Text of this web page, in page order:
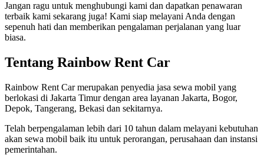
Jangan ragu untuk menghubungi kami dan dapatkan penawaran
terbaik kami sekarang juga! Kami siap melayani Anda dengan
sepenuh hati dan memberikan pengalaman perjalanan yang luar
biasa.
Tentang Rainbow Rent Car
Rainbow Rent Car merupakan penyedia jasa sewa mobil yang
berlokasi di Jakarta Timur dengan area layanan Jakarta, Bogor,
Depok, Tangerang, Bekasi dan sekitarnya.
Telah berpengalaman lebih dari 10 tahun dalam melayani kebutuhan
akan sewa mobil baik itu untuk perorangan, perusahaan dan instansi
pemerintahan.